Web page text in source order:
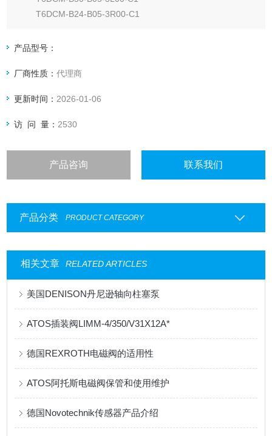
T6DCM-B24-B05-3R00-C1
产品型号：
厂商性质：代理商
更新时间： 2026-01-06
访 问 量： 2530
产品咨询 联系我们
产品分类 PRODUCT CATEGORY
相关文章 RELATED ARTICLES
美国DENISON丹尼逊轴向柱塞泵
ATOS插装阀LIMM-4/350/V31X12A*
德国REXROTH电磁阀的适用性
ATOS阿托斯电磁阀保管和使用维护
德国Novotechnik传感器产品介绍